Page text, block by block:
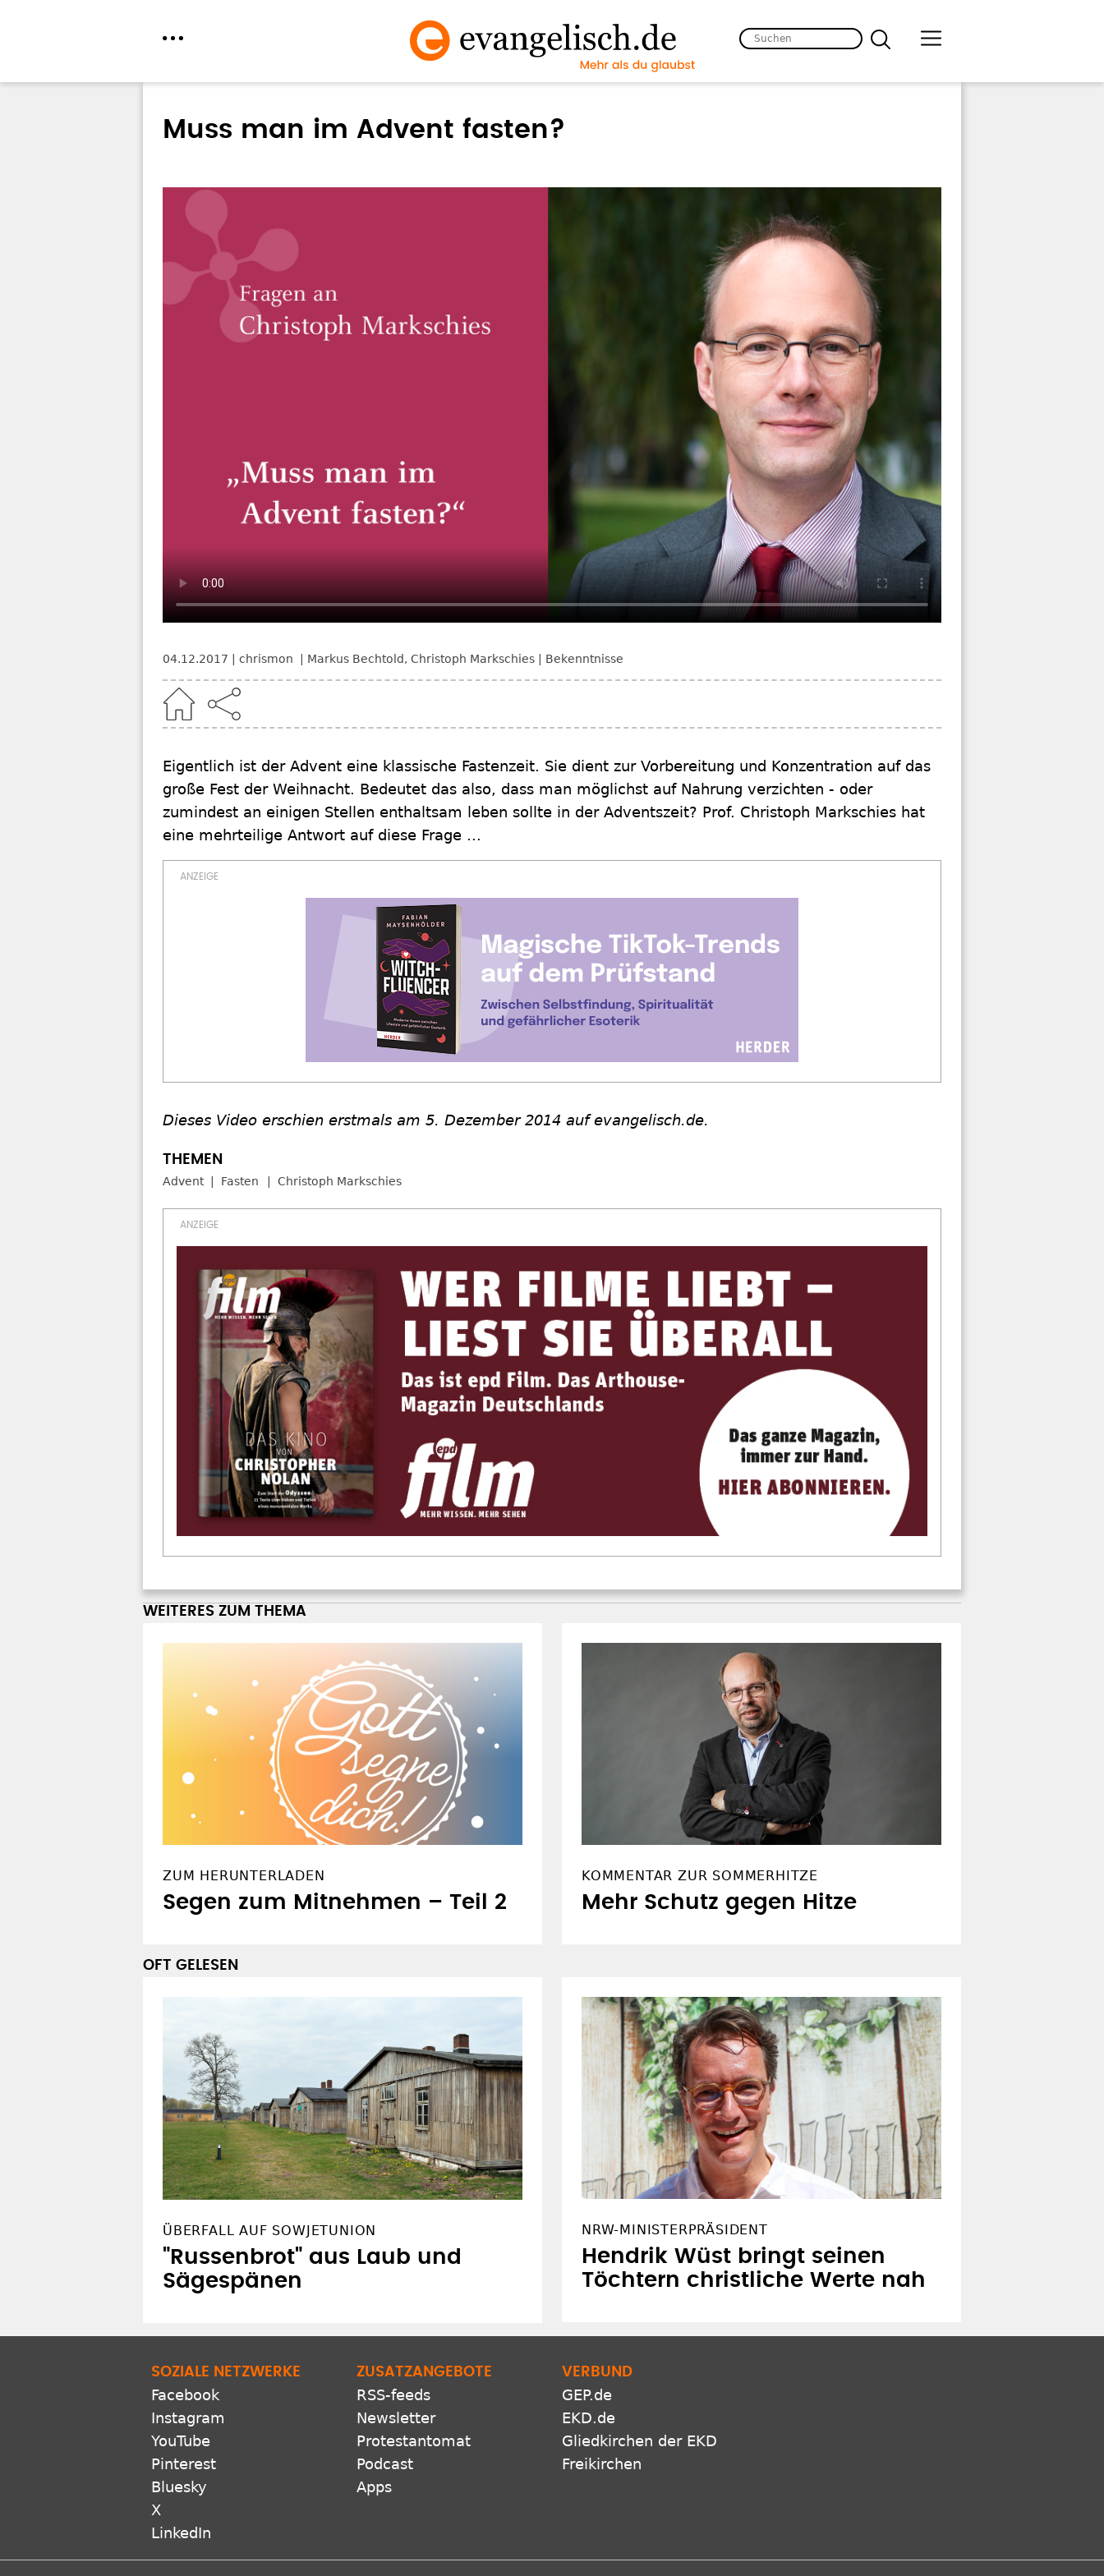
Muss man im Advent fasten?
04.12.2017 chrismon Markus Bechtold, Christoph Markschies Bekenntnisse
Eigentlich ist der Advent eine klassische Fastenzeit. Sie dient zur Vorbereitung und Konzentration auf das
große Fest der Weihnacht. Bedeutet das also, dass man möglichst auf Nahrung verzichten - oder
zumindest an einigen Stellen enthaltsam leben sollte in der Adventszeit? Prof. Christoph Markschies hat
eine mehrteilige Antwort auf diese Frage ...
Dieses Video erschien erstmals am 5. Dezember 2014 auf evangelisch.de.
Advent Fasten Christoph Markschies
WEITERES ZUM THEMA
ZUM HERUNTERLADEN
Segen zum Mitnehmen – Teil 2
KOMMENTAR ZUR SOMMERHITZE
Mehr Schutz gegen Hitze
OFT GELESEN
ÜBERFALL AUF SOWJETUNION
"Russenbrot" aus Laub und
Sägespänen
NRW-MINISTERPRÄSIDENT
Hendrik Wüst bringt seinen
Töchtern christliche Werte nah
SOZIALE NETZWERKE
Facebook
Instagram
YouTube
Pinterest
Bluesky
X
LinkedIn
ZUSATZANGEBOTE
RSS-feeds
Newsletter
Protestantomat
Podcast
Apps
VERBUND
GEP.de
EKD.de
Gliedkirchen der EKD
Freikirchen